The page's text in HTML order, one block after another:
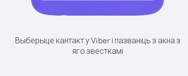
Выберыце кантакт у Viber і пазваніць з акна з
яго звесткамі